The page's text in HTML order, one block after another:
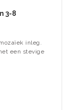
3-8
inleg.
een stevige